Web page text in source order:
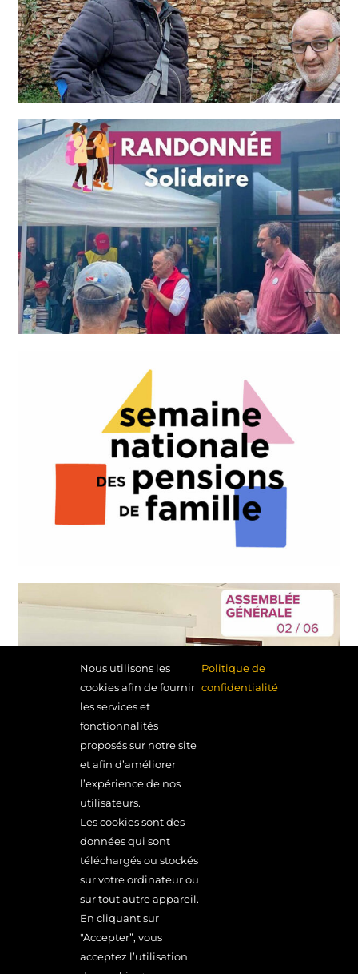
MONDE EN MARGE MONDE EN MARCHE
22 rue de Lormoy – 91310 Longpont-sur-Orge
01 64 49 37 20
MENTIONS LÉGALES
Nous utilisons les
cookies afin de fournir
les services et
fonctionnalités
proposés sur notre site
et afin d’améliorer
l’expérience de nos
utilisateurs.
Les cookies sont des
données qui sont
téléchargés ou stockés
sur votre ordinateur ou
sur tout autre appareil.
En cliquant sur
"Accepter”, vous
acceptez l’utilisation
Politique de
confidentialité